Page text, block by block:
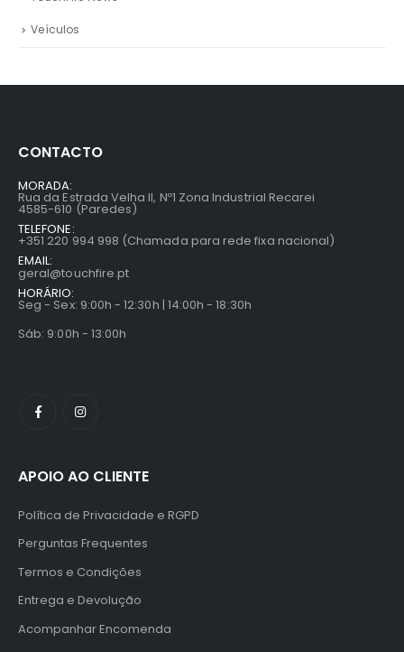
Veículos
CONTACTO
MORADA:
Rua da Estrada Velha II, Nº1 Zona Industrial Recarei
4585-610 (Paredes)
TELEFONE:
+351 220 994 998 (Chamada para rede fixa nacional)
EMAIL:
geral@touchfire.pt
HORÁRIO:
Seg - Sex: 9:00h - 12:30h | 14:00h - 18:30h
Sáb: 9:00h - 13:00h
APOIO AO CLIENTE
Política de Privacidade e RGPD
Perguntas Frequentes
Termos e Condições
Entrega e Devolução
Acompanhar Encomenda